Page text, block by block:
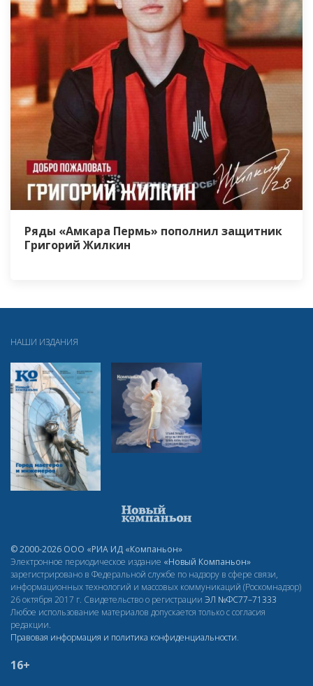
Ряды «Амкара Пермь» пополнил защитник
Григорий Жилкин
НАШИ ИЗДАНИЯ
© 2000-2026 ООО «РИА ИД «Компаньон»
Электронное периодическое издание «Новый Компаньон»
зарегистрировано в Федеральной службе по надзору в сфере связи,
информационных технологий и массовых коммуникаций (Роскомнадзор)
26 октября 2017 г. Свидетельство о регистрации ЭЛ №ФС77–71333
Любое использование материалов допускается только с согласия
редакции.
Правовая информация и политика конфиденциальности.
16+